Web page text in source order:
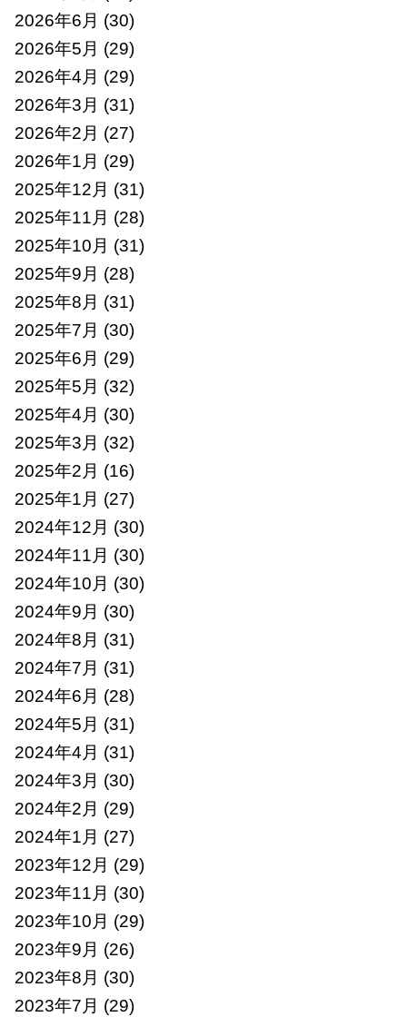
2026年6月 (30)
2026年5月 (29)
2026年4月 (29)
2026年3月 (31)
2026年2月 (27)
2026年1月 (29)
2025年12月 (31)
2025年11月 (28)
2025年10月 (31)
2025年9月 (28)
2025年8月 (31)
2025年7月 (30)
2025年6月 (29)
2025年5月 (32)
2025年4月 (30)
2025年3月 (32)
2025年2月 (16)
2025年1月 (27)
2024年12月 (30)
2024年11月 (30)
2024年10月 (30)
2024年9月 (30)
2024年8月 (31)
2024年7月 (31)
2024年6月 (28)
2024年5月 (31)
2024年4月 (31)
2024年3月 (30)
2024年2月 (29)
2024年1月 (27)
2023年12月 (29)
2023年11月 (30)
2023年10月 (29)
2023年9月 (26)
2023年8月 (30)
2023年7月 (29)